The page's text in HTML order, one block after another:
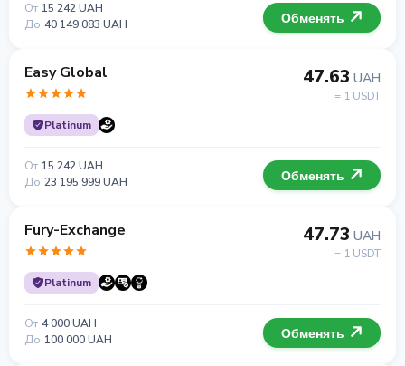
От 15 242 UAH
До 40 149 083 UAH Обменять
Easy Global
Platinum
47.63 UAH
= 1 USDT
От 15 242 UAH
До 23 195 999 UAH Обменять
Fury-Exchange
Platinum
47.73 UAH
= 1 USDT
От 4 000 UAH
До 100 000 UAH Обменять